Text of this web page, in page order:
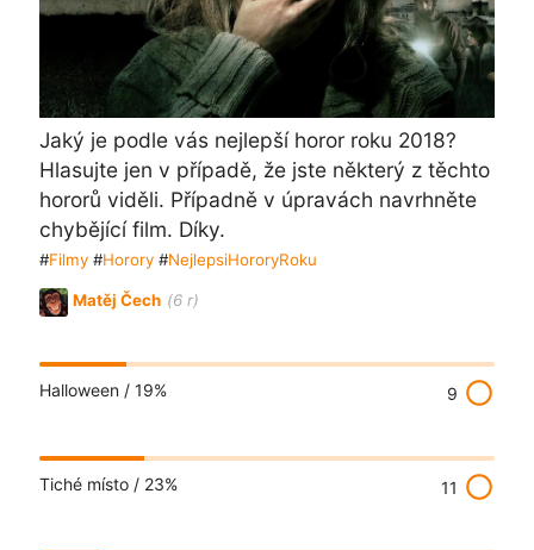
Jaký je podle vás nejlepší horor roku 2018?
Hlasujte jen v případě, že jste některý z těchto
hororů viděli. Případně v úpravách navrhněte
chybějící film. Díky.
#Filmy#Horory#NejlepsiHororyRoku
Matěj Čech (6 r)
Halloween / 19% 9 radio_button_unchecked
Tiché místo / 23% 11 radio_button_unchecked